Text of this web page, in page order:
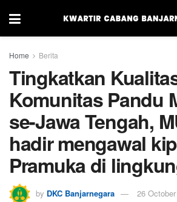
Home Berita
Tingkatkan
Komunitas Pandu
se-Jawa Tengah,
hadir mengawal
Pramuka di
by DKC Banjarnegara 26